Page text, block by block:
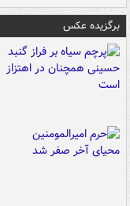
برگزیده عکس